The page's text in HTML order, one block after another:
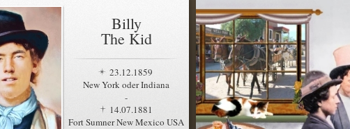
Billy
The Kid
23.12.1859
New York oder Indiana
-
14.07.1881
Fort Sumner New Mexico USA